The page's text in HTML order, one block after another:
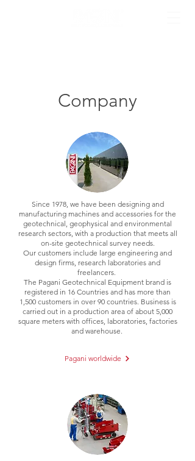
Company
Since 1978, we have been designing and
manufacturing machines and accessories for the
geotechnical, geophysical and environmental
research sectors, with a production that meets all
on-site geotechnical survey needs.
Our customers include large engineering and
design firms, research laboratories and
freelancers.
The Pagani Geotechnical Equipment brand is
registered in 16 Countries and has more than
1,500 customers in over 90 countries. Business is
carried out in a production area of about 5,000
square meters with offices, laboratories, factories
and warehouse.
Pagani worldwide